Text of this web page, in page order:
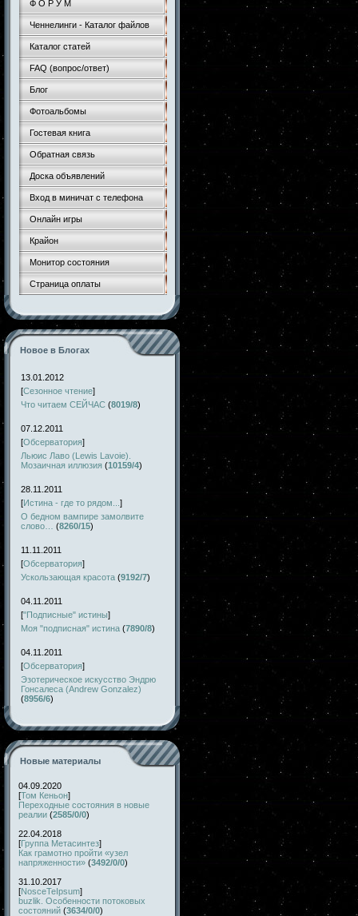
Ф О Р У М
Ченнелинги - Каталог файлов
Каталог статей
FAQ (вопрос/ответ)
Блог
Фотоальбомы
Гостевая книга
Обратная связь
Доска объявлений
Вход в миничат с телефона
Онлайн игры
Крайон
Монитор состояния
Страница оплаты
Новое в Блогах
13.01.2012
[Сезонное чтение]
Что читаем СЕЙЧАС (8019/8)
07.12.2011
[Обсерватория]
Льюис Лаво (Lewis Lavoie).
Мозаичная иллюзия (10159/4)
28.11.2011
[Истина - где то рядом... ]
О бедном вампире замолвите
слово…
(8260/15)
11.11.2011
[Обсерватория]
Ускользающая красота (9192/7)
04.11.2011
["Подписные" истины]
Моя "подписная" истина (7890/8)
04.11.2011
[Обсерватория]
Эзотерическое искусство Эндрю
Гонсалеса (Andrew Gonzalez)
(8956/6)
Новые материалы
04.09.2020
[Том Кеньон]
Переходные состояния в новые
реалии (2585/0/0)
22.04.2018
[Группа Метасинтез]
Как грамотно пройти «узел
напряженности» (3492/0/0)
31.10.2017
[NosceTeIpsum]
buzlik. Особенности потоковых
состояний (3634/0/0)